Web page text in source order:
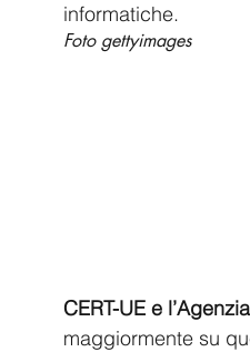
informatiche.
Foto gettyimages
CERT-UE e
maggiormente su